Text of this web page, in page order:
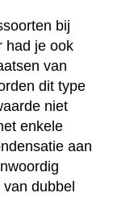
bij
had je ook
van
dit type
niet
enkele
aan
dubbel